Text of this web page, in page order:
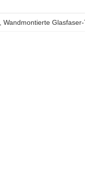
, Wandmontierte